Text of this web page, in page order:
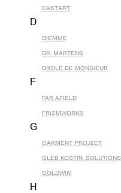
CASTART
D
DIEMME
DR. MARTENS
DROLE DE MONSIEUR
F
FAR AFIELD
FRIZMWORKS
G
GARMENT PROJECT
GLEB KOSTIN .SOLUTIONS
GOLDWIN
H